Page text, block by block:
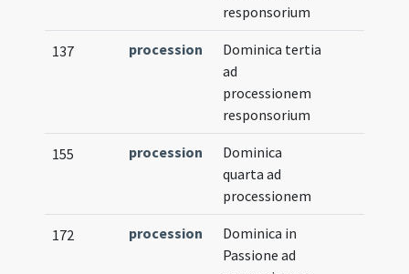
responsorium
137 procession
Dominica tertia
ad
processionem
responsorium
155 procession
Dominica
quarta ad
processionem
172 procession
Dominica in
Passione ad